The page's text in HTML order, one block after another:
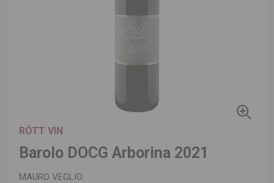
RÖTT VIN
Barolo DOCG Arborina 2021
MAURO VEGLIO